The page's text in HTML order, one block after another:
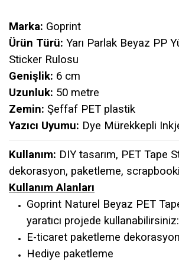
Marka: Goprint
Ürün Türü: Yarı Parlak Beyaz PP
Sticker Rulosu
Genişlik: 6 cm
Uzunluk: 50 metre
Zemin: Şeffaf PET plastik
Yazıcı Uyumu: Dye Mürekkepli
Kullanım: DIY tasarım, PET Tape
dekorasyon, paketleme,
Kullanım Alanları
Goprint Naturel Beyaz PET
yaratıcı projede kullanabilirsiniz:
E-ticaret paketleme
Hediye paketleme